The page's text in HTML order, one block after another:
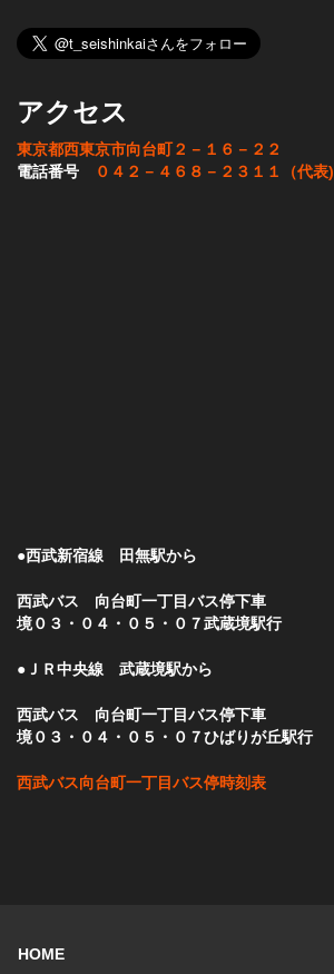
アクセス
東京都西東京市向台町２－１６－２２
電話番号
０４２－４６８－２３１１（代表)
●西武新宿線 田無駅から
西武バス 向台町一丁目バス停下車
境０３・０４・０５・０７武蔵境駅行
●ＪＲ中央線 武蔵境駅から
西武バス 向台町一丁目バス停下車
境０３・０４・０５・０７ひばりが丘駅行
西武バス向台町一丁目バス停時刻表
HOME